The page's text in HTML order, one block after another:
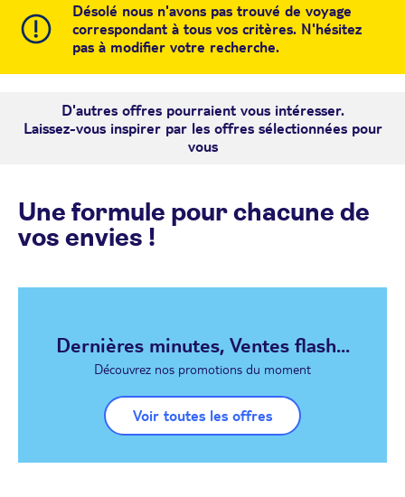
Désolé nous n'avons pas trouvé de voyage
correspondant à tous vos critères. N'hésitez
pas à modifier votre recherche.
D'autres offres pourraient vous intéresser.
Laissez-vous inspirer par les offres sélectionnées pour
vous
Une formule pour chacune de
vos envies !
Dernières minutes, Ventes flash...
Découvrez nos promotions du moment
Voir toutes les offres